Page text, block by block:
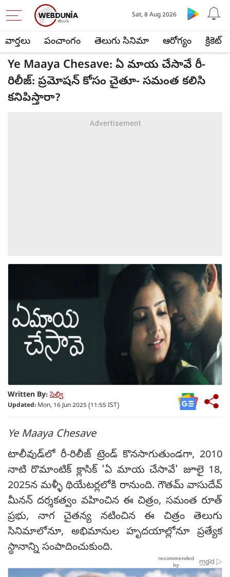
వార్తలు పంచాంగం తెలుగు సినిమా ఆరోగ్యం క్రికెట్
Sat, 8 Aug 2026
Ye Maaya Chesave: ఏ మాయ చేసావే రీ-
రిలీజ్: ప్రమోషన్ కోసం చైతూ- సమంత కలిసి
కనిపిస్తారా?
Written By: సెల్వి
Updated: Mon, 16 Jun 2025 (11:55 IST)
Ye Maaya Chesave
టాలీవుడ్‌లో రీ-రిలీజ్ ట్రెండ్ కొనసాగుతుండగా, 2010
నాటి రొమాంటిక్ క్లాసిక్ 'ఏ మాయ చేసావే' జూలై 18,
2025న మళ్ళీ థియేటర్లలోకి రానుంది. గౌతమ్ వాసుదేవ్
మీనన్ దర్శకత్వం వహించిన ఈ చిత్రం, సమంత రూత్
ప్రభు, నాగ చైతన్య నటించిన ఈ చిత్రం తెలుగు
సినిమాలోనూ, అభిమానుల హృదయాల్లోనూ ప్రత్యేక
స్థానాన్ని సంపాదించుకుంది.